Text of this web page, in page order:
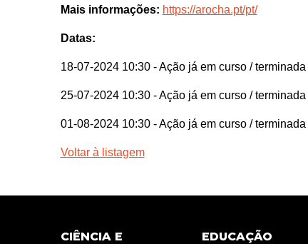
Mais informações: https://arocha.pt/pt/
Datas:
18-07-2024 10:30 - Ação já em curso / terminada
25-07-2024 10:30 - Ação já em curso / terminada
01-08-2024 10:30 - Ação já em curso / terminada
Voltar à listagem
CIÊNCIA E
EDUCAÇÃO